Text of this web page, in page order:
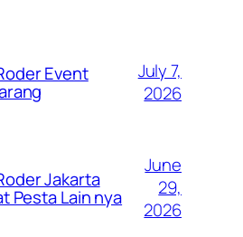
Event
July 7,
2026
Jakarta
Pesta Lain nya
June
29,
2026